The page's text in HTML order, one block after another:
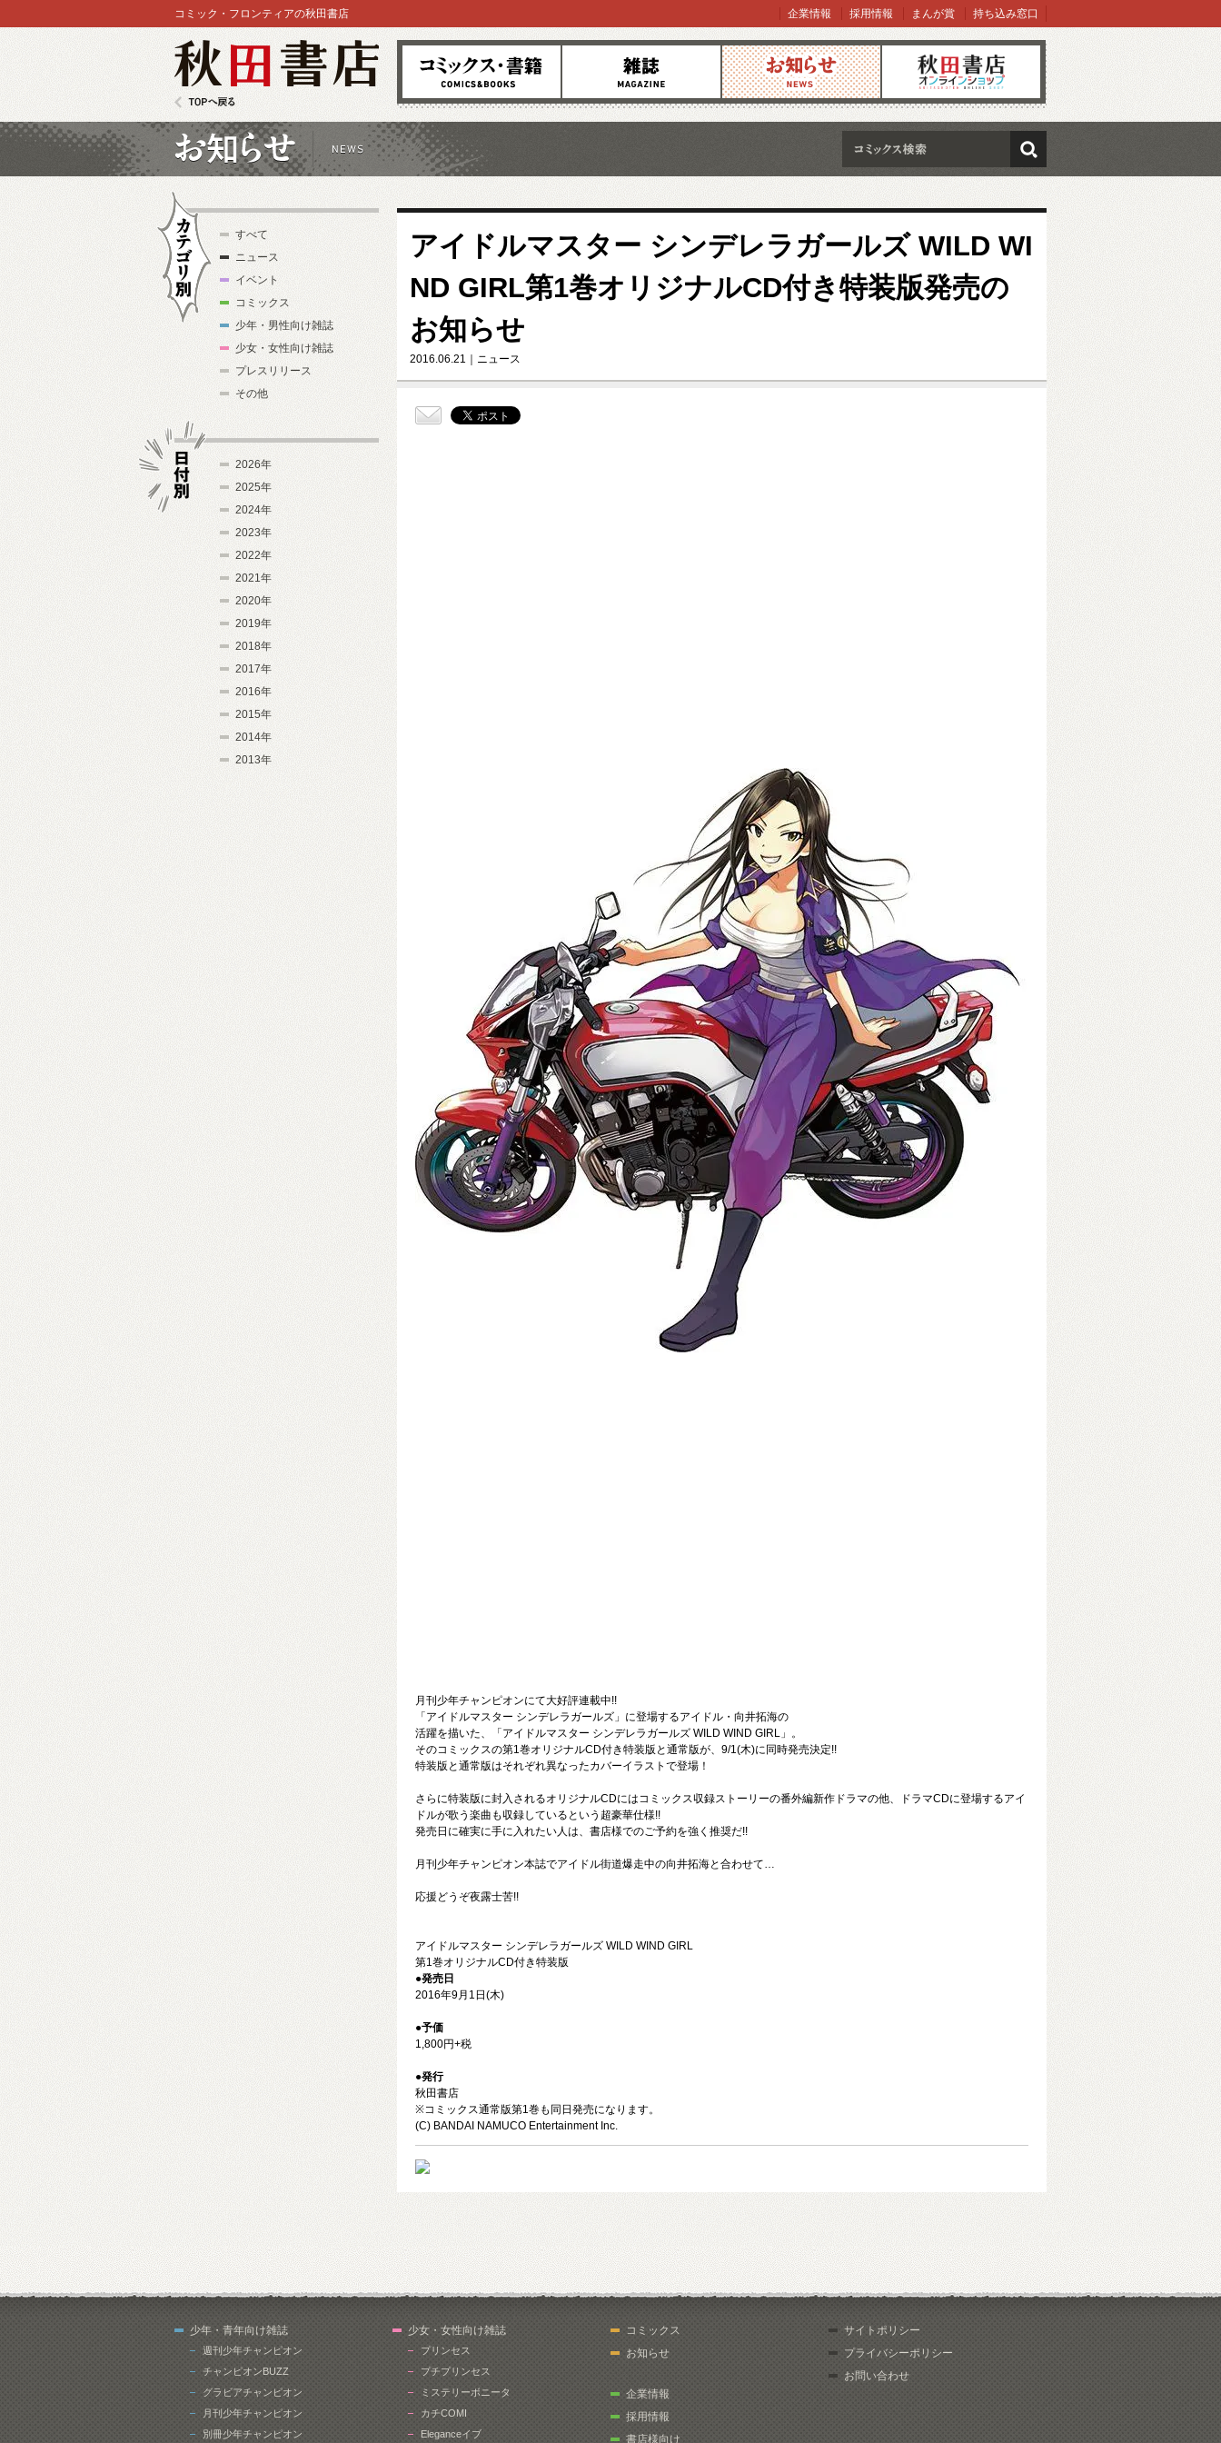
コミックス 雑誌 お知らせ オンラインショップ
コミック・フロンティアの秋田書店 企業情報 採用情報 まんが賞 持ち込み窓口
検索
アイドルマスター シンデレラガールズ WILD WI
ND GIRL第1巻オリジナルCD付き特装版発売の
お知らせ
2016.06.21 ニュース
月刊少年チャンピオンにて大好評連載中!!
「アイドルマスター シンデレラガールズ」に登場するアイドル・向井拓海の
活躍を描いた、「アイドルマスター シンデレラガールズ WILD WIND GIRL」。
そのコミックスの第1巻オリジナルCD付き特装版と通常版が、9/1(木)に同時発売決定!!
特装版と通常版はそれぞれ異なったカバーイラストで登場！
さらに特装版に封入されるオリジナルCDにはコミックス収録ストーリーの番外編新作ドラマの他、ドラマCDに登場するアイ
ドルが歌う楽曲も収録しているという超豪華仕様!!
発売日に確実に手に入れたい人は、書店様でのご予約を強く推奨だ!!
月刊少年チャンピオン本誌でアイドル街道爆走中の向井拓海と合わせて…
応援どうぞ夜露士苦!!
アイドルマスター シンデレラガールズ WILD WIND GIRL
第1巻オリジナルCD付き特装版
●発売日
2016年9月1日(木)
●予価
1,800円+税
●発行
秋田書店
※コミックス通常版第1巻も同日発売になります。
(C) BANDAI NAMUCO Entertainment Inc.
カテゴリ別
すべて
ニュース
イベント
コミックス
少年・男性向け雑誌
少女・女性向け雑誌
プレスリリース
その他
2026年
2025年
2024年
2023年
2022年
2021年
2020年
2019年
2018年
2017年
2016年
2015年
2014年
2013年
少年・青年向け雑誌
週刊少年チャンピオン
チャンピオンBUZZ
グラビアチャンピオン
月刊少年チャンピオン
別冊少年チャンピオン
少女・女性向け雑誌
プリンセス
プチプリンセス
ミステリーボニータ
カチCOMI
Eleganceイブ
コミックス
お知らせ
企業情報
採用情報
書店様向け
サイトポリシー
プライバシーポリシー
お問い合わせ